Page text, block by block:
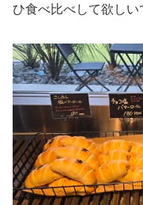
ひ食べ比べして欲しい